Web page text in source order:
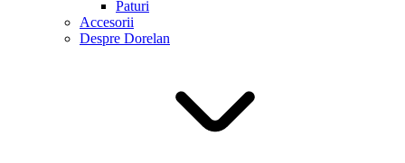
Paturi
Accesorii
Despre Dorelan